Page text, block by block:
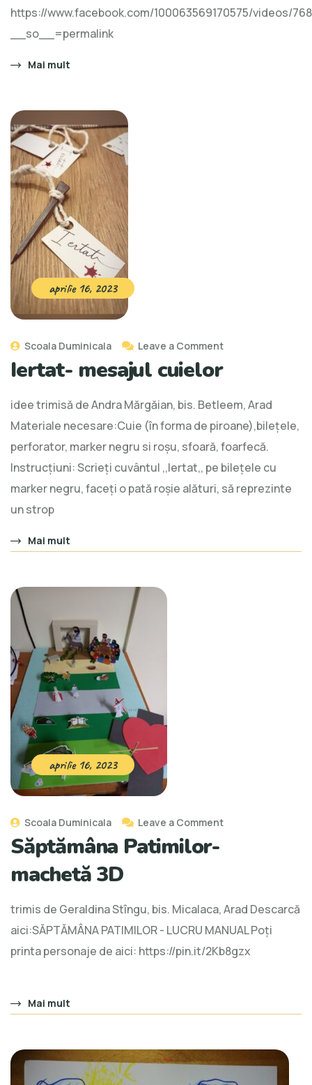
https://www.facebook.com/100063569170575/videos/
__so__=permalink
Mai mult
aprilie 16, 2023
Scoala Duminicala Leave a Comment
Iertat- mesajul cuielor
idee trimisă de Andra Mărgăian, bis. Betleem, Arad
Materiale necesare:Cuie (în forma de piroane),bilețele,
perforator, marker negru si roșu, sfoară, foarfecă.
Instrucțiuni: Scrieți cuvântul ,,Iertat,, pe bilețele cu
marker negru, faceți o pată roșie alături, să reprezinte
un strop
Mai mult
aprilie 16, 2023
Scoala Duminicala Leave a Comment
Săptămâna Patimilor-
machetă 3D
trimis de Geraldina Stîngu, bis. Micalaca, Arad Descarcă
aici:SĂPTĂMÂNA PATIMILOR - LUCRU MANUAL Poți
printa personaje de aici: https://pin.it/2Kb8gzx
Mai mult